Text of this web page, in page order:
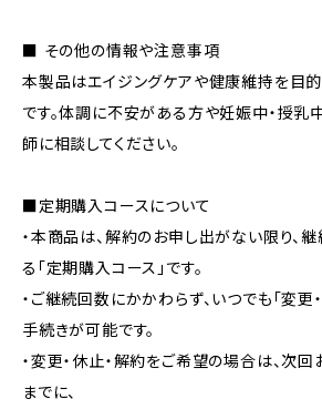
■ その他の情報や注意事項
本製品はエイジングケアや健康維持を目
です。体調に不安がある方や妊娠中・授乳
師に相談してください。
■定期購入コースについて
・本商品は、解約のお申し出がない限り、
る「定期購入コース」です。
・ご継続回数にかかわらず、いつでも「変更
手続きが可能です。
・変更・休止・解約をご希望の場合は、次
までに、